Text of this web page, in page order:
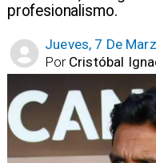
profesionalismo.
Jueves, 7 De
Cristóbal
Por